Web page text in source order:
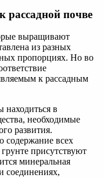
рассадной почве
выращивают
из разных
пропорциях. Но во
к рассадным
в
необходимые
развития.
содержание всех
присутствуют
минеральная
соединениях,